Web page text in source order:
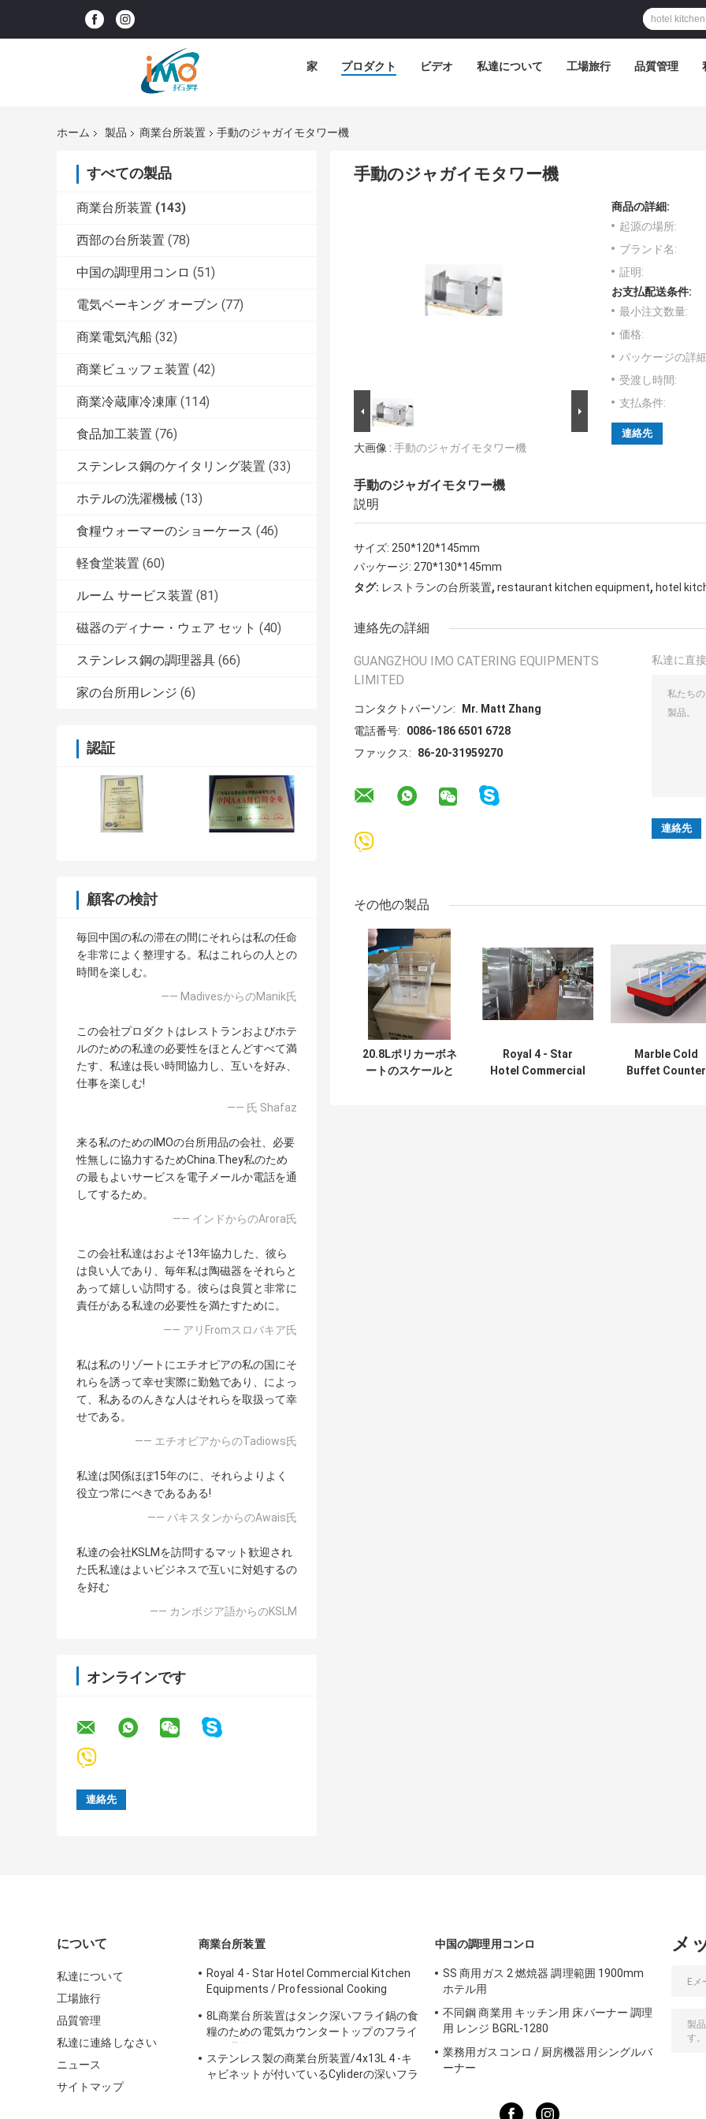
家 プロダクト ビデオ 私達について 工場旅行 品質管理
ホーム 製品 商業台所装置 手動のジャガイモタワー機
すべての製品
商業台所装置 (143)
西部の台所装置 (78)
中国の調理用コンロ (51)
電気ベーキング オーブン (77)
商業電気汽船 (32)
商業ビュッフェ装置 (42)
商業冷蔵庫冷凍庫 (114)
食品加工装置 (76)
ステンレス鋼のケイタリング装置 (33)
ホテルの洗濯機械 (13)
食糧ウォーマーのショーケース (46)
軽食堂装置 (60)
ルーム サービス装置 (81)
磁器のディナー・ウェア セット (40)
ステンレス鋼の調理器具 (66)
家の台所用レンジ (6)
認証
顧客の検討
毎回中国の私の滞在の間にそれらは私の任命
を非常によく整理する。私はこれらの人との
時間を楽しむ。
—— MadivesからのManik氏
この会社プロダクトはレストランおよびホテ
ルのための私達の必要性をほとんどすべて満
たす、私達は長い時間協力し、互いを好み、
仕事を楽しむ!
—— 氏 Shafaz
来る私のためのIMOの台所用品の会社、必要
性無しに協力するためChina.They私のため
の最もよいサービスを電子メールか電話を通
してするため。
—— インドからのArora氏
この会社私達はおよそ13年協力した、彼ら
は良い人であり、毎年私は陶磁器をそれらと
あって嬉しい訪問する。彼らは良質と非常に
責任がある私達の必要性を満たすために。
—— アリFromスロバキア氏
私は私のリゾートにエチオピアの私の国にそ
れらを誘って幸せ実際に勤勉であり、によっ
て、私あるのんきな人はそれらを取扱って幸
せである。
—— エチオピアからのTadiows氏
私達は関係ほぼ15年のに、それらよりよく
役立つ常にべきであるある!
—— パキスタンからのAwais氏
私達の会社KSLMを訪問するマット歓迎され
た氏私達はよいビジネスで互いに対処するの
を好む
—— カンボジア語からのKSLM
オンラインです
手動のジャガイモタワー機
大画像 : 手動のジャガイモタワー機
商品の詳細:
起源の場所:
ブランド名:
証明:
お支払配送条件:
最小注文数量:
価格:
パッケージの詳
受渡し時間:
支払条件:
連絡先
手動のジャガイモタワー機
説明
サイズ: 250*120*145mm
パッケージ: 270*130*145mm
タグ: レストランの台所装置, restaurant kitchen equipment, hotel
連絡先の詳細
GUANGZHOU IMO CATERING EQUIPMENTS
LIMITED
コンタクトパーソン:
Mr. Matt Zhang
電話番号:
0086-186 6501 6728
ファックス:
86-20-31959270
私達に直
その他の製品
20.8Lポリカーボネ
ートのスケールと
Royal 4 - Star
Hotel Commercial
Marble Cold
Buffet Counter
について
私達について
工場旅行
品質管理
私達に連絡しなさい
ニュース
サイトマップ
商業台所装置
Royal 4 - Star Hotel Commercial Kitchen
Equipments / Professional Cooking
8L商業台所装置はタンク深いフライ鍋の食
糧のための電気カウンタートップのフライ
ステンレス製の商業台所装置/4x13L 4 -キ
ャビネットが付いているCyliderの深いフラ
中国の調理用コンロ
SS 商用ガス 2 燃焼器 調理範囲 1900mm
ホテル用
不同鋼 商業用 キッチン用 床バーナー 調理
用 レンジ BGRL-1280
業務用ガスコンロ / 厨房機器用シングルバ
ーナー
メ